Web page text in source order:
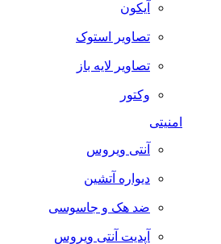
آیکون
تصاویر استوک
تصاویر لایه باز
وکتور
امنیتی
آنتی ویروس
دیواره آتشین
ضد هک و جاسوسی
آپدیت آنتی ویروس